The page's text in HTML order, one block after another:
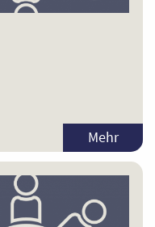
Mehr